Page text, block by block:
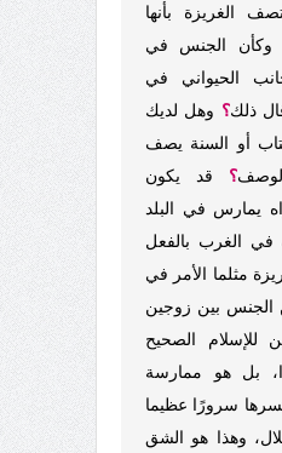
الغريزة بأنها
وكأن الجنس في
الحيواني في
ذلك؟ وهل لديك
أو السنة يصف
؟
قد يكون
يمارس في البلد
في الغرب بالفعل
مثلما الأمر في
الجنس بين زوجين
للإسلام الصحيح
بل هو ممارسة
سرورًا عظيما
وهذا هو الشق